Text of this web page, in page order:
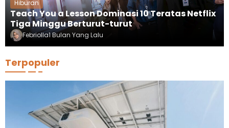
Hiburan
Teach You a Lesson Dominasi 10 Teratas Netflix
Tiga Minggu Berturut-turut
Febriolla1 Bulan Yang Lalu
Terpopuler